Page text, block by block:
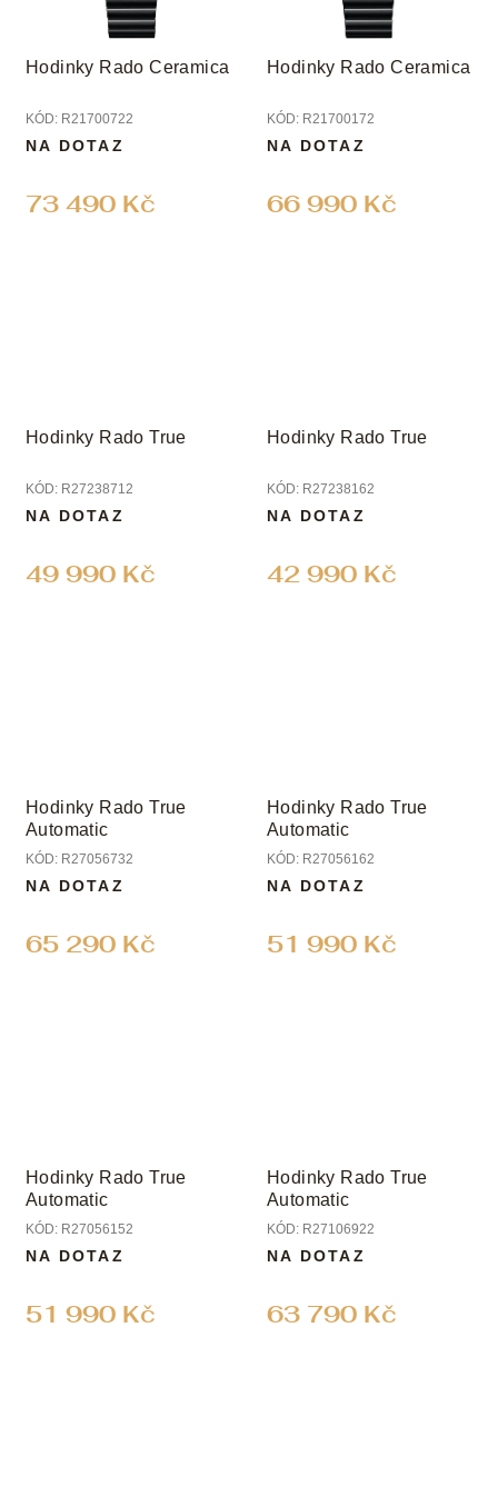
Hodinky Rado Ceramica
KÓD: R21700722
73 490 Kč
NA DOTAZ
Hodinky Rado Ceramica
KÓD: R21700172
66 990 Kč
NA DOTAZ
Hodinky Rado True
KÓD: R27238712
49 990 Kč
NA DOTAZ
Hodinky Rado True
KÓD: R27238162
42 990 Kč
NA DOTAZ
Hodinky Rado True
Automatic
KÓD: R27056732
65 290 Kč
NA DOTAZ
Hodinky Rado True
Automatic
KÓD: R27056162
51 990 Kč
NA DOTAZ
Hodinky Rado True
Automatic
KÓD: R27056152
51 990 Kč
NA DOTAZ
Hodinky Rado True
Automatic
KÓD: R27106922
63 790 Kč
NA DOTAZ